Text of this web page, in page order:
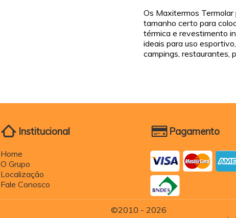
Os Maxitermos Termolar
tamanho certo para
térmica e revestimento
ideais para uso
campings, restaurantes,
Institucional
Home
O Grupo
Localização
Fale Conosco
Pagamento
©2010 - 2026